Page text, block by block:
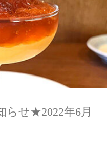
らせ★2022年6月